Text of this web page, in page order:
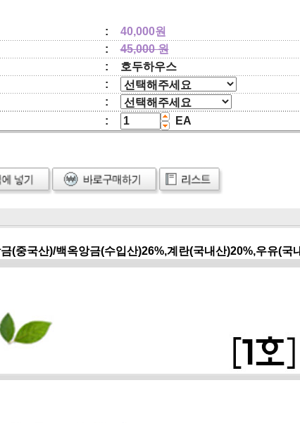
:
40,000원
:
45,000 원
:
호두하우스
:
:
: EA
(중국산)/백옥앙금(수입산)26%,계란(국내산)20%,우유(국